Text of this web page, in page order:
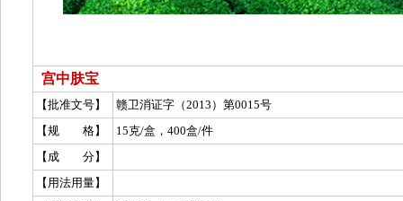
宫中肤宝
【批准文号】
赣卫消证字（2013）第0015号
【规 格】
15克/盒，400盒/件
【成 分】
【用法用量】